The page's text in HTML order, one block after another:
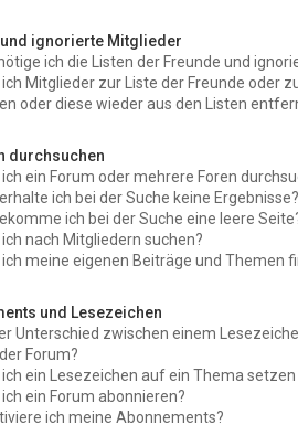
und ignorierte Mitglieder
ich die Listen der Freunde und
ich Mitglieder zur Liste der Freunde oder
oder diese wieder aus den Listen
durchsuchen
ein Forum oder mehrere Foren
ich bei der Suche keine Ergebnisse?
ich bei der Suche eine leere
nach Mitgliedern suchen?
ich meine eigenen Beiträge und Themen
und Lesezeichen
Unterschied zwischen einem
Forum?
ich ein Lesezeichen auf ein Thema
ein Forum abonnieren?
ich meine Abonnements?